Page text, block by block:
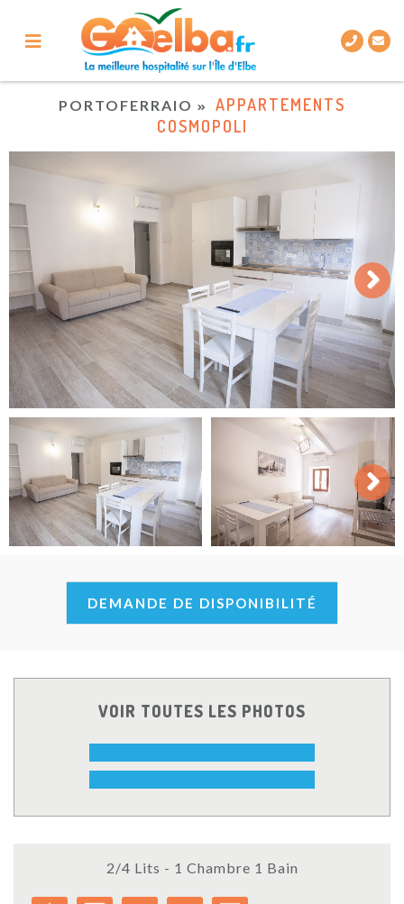
PORTOFERRAIO
APPARTEMENTS
COSMOPOLI
Next
Next
DEMANDE DE DISPONIBILITÉ
VOIR TOUTES LES PHOTOS
2/4 Lits - 1 Chambre 1 Bain